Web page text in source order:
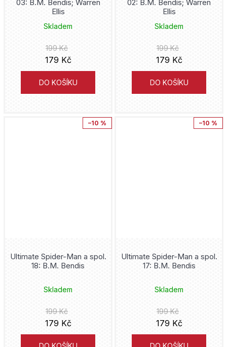
03: B.M. Bendis; Warren
Ellis
Skladem
199 Kč
179 Kč
DO KOŠÍKU
02: B.M. Bendis; Warren
Ellis
Skladem
199 Kč
179 Kč
DO KOŠÍKU
–10 %
Ultimate Spider-Man a spol.
18: B.M. Bendis
Skladem
199 Kč
179 Kč
–10 %
Ultimate Spider-Man a spol.
17: B.M. Bendis
Skladem
199 Kč
179 Kč